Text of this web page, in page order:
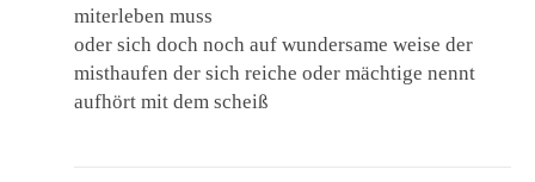
miterleben muss
oder sich doch noch auf wundersame weise der
misthaufen der sich reiche oder mächtige nennt
aufhört mit dem scheiß